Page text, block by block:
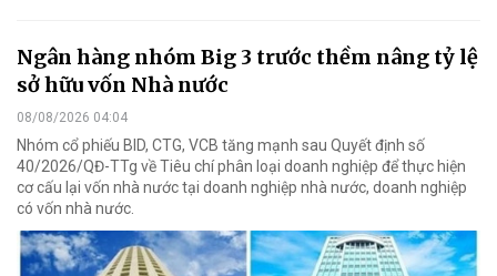
Ngân hàng nhóm Big 3 trước thềm nâng tỷ lệ
sở hữu vốn Nhà nước
08/08/2026 04:04
Nhóm cổ phiếu BID, CTG, VCB tăng mạnh sau Quyết định số
40/2026/QĐ-TTg về Tiêu chí phân loại doanh nghiệp để thực hiện
cơ cấu lại vốn nhà nước tại doanh nghiệp nhà nước, doanh nghiệp
có vốn nhà nước.